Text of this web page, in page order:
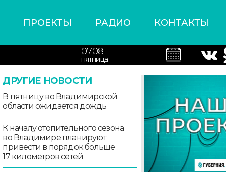
ПРОЕКТЫ РАДИО КОНТАКТЫ
07.08
пятница
ДРУГИЕ НОВОСТИ
В пятницу во Владимирской
области ожидается дождь
К началу отопительного сезона
во Владимире планируют
привести в порядок больше
17 километров сетей